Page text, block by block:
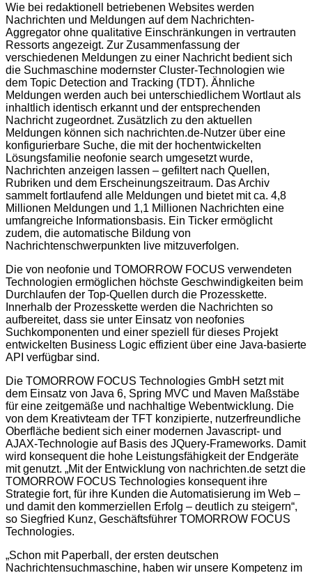
Wie bei redaktionell betriebenen Websites werden
Nachrichten und Meldungen auf dem Nachrichten-
Aggregator ohne qualitative Einschränkungen in vertrauten
Ressorts angezeigt. Zur Zusammenfassung der
verschiedenen Meldungen zu einer Nachricht bedient sich
die Suchmaschine modernster Cluster-Technologien wie
dem Topic Detection and Tracking (TDT). Ähnliche
Meldungen werden auch bei unterschiedlichem Wortlaut als
inhaltlich identisch erkannt und der entsprechenden
Nachricht zugeordnet. Zusätzlich zu den aktuellen
Meldungen können sich nachrichten.de-Nutzer über eine
konfigurierbare Suche, die mit der hochentwickelten
Lösungsfamilie neofonie search umgesetzt wurde,
Nachrichten anzeigen lassen – gefiltert nach Quellen,
Rubriken und dem Erscheinungszeitraum. Das Archiv
sammelt fortlaufend alle Meldungen und bietet mit ca. 4,8
Millionen Meldungen und 1,1 Millionen Nachrichten eine
umfangreiche Informationsbasis. Ein Ticker ermöglicht
zudem, die automatische Bildung von
Nachrichtenschwerpunkten live mitzuverfolgen.
Die von neofonie und TOMORROW FOCUS verwendeten
Technologien ermöglichen höchste Geschwindigkeiten beim
Durchlaufen der Top-Quellen durch die Prozesskette.
Innerhalb der Prozesskette werden die Nachrichten so
aufbereitet, dass sie unter Einsatz von neofonies
Suchkomponenten und einer speziell für dieses Projekt
entwickelten Business Logic effizient über eine Java-basierte
API verfügbar sind.
Die TOMORROW FOCUS Technologies GmbH setzt mit
dem Einsatz von Java 6, Spring MVC und Maven Maßstäbe
für eine zeitgemäße und nachhaltige Webentwicklung. Die
von dem Kreativteam der TFT konzipierte, nutzerfreundliche
Oberfläche bedient sich einer modernen Javascript- und
AJAX-Technologie auf Basis des JQuery-Frameworks. Damit
wird konsequent die hohe Leistungsfähigkeit der Endgeräte
mit genutzt. „Mit der Entwicklung von nachrichten.de setzt die
TOMORROW FOCUS Technologies konsequent ihre
Strategie fort, für ihre Kunden die Automatisierung im Web –
und damit den kommerziellen Erfolg – deutlich zu steigern“,
so Siegfried Kunz, Geschäftsführer TOMORROW FOCUS
Technologies.
„Schon mit Paperball, der ersten deutschen
Nachrichtensuchmaschine, haben wir unsere Kompetenz im